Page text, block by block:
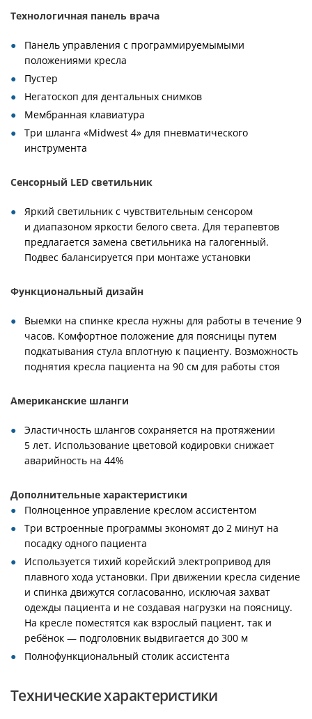
Технологичная панель врача
Панель управления с программируемымыми
положениями кресла
Пустер
Негатоскоп для дентальных снимков
Мембранная клавиатура
Три шланга «Midwest 4» для пневматического
инструмента
Сенсорный LED светильник
Яркий светильник с чувствительным сенсором
и диапазоном яркости белого света. Для терапевтов
предлагается замена светильника на галогенный.
Подвес балансируется при монтаже установки
Функциональный дизайн
Выемки на спинке кресла нужны для работы в течение 9
часов. Комфортное положение для поясницы путем
подкатывания стула вплотную к пациенту. Возможность
поднятия кресла пациента на 90 см для работы стоя
Американские шланги
Эластичность шлангов сохраняется на протяжении
5 лет. Использование цветовой кодировки снижает
аварийность на 44%
Дополнительные характеристики
Полноценное управление креслом ассистентом
Три встроенные программы экономят до 2 минут на
посадку одного пациента
Используется тихий корейский электропривод для
плавного хода установки. При движении кресла сидение
и спинка движутся согласованно, исключая захват
одежды пациента и не создавая нагрузки на поясницу.
На кресле поместятся как взрослый пациент, так и
ребёнок — подголовник выдвигается до 300 м
Полнофункциональный столик ассистента
Технические характеристики